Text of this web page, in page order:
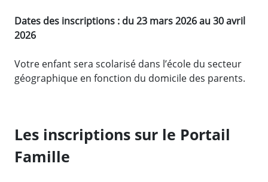
Dates des inscriptions : du 23 mars 2026 au 30 avril
2026
Votre enfant sera scolarisé dans l’école du secteur
géographique en fonction du domicile des parents.
Les inscriptions sur le Portail
Famille